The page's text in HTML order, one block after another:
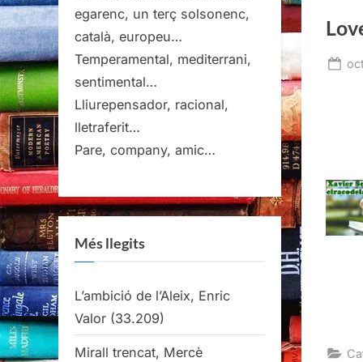
egarenc, un terç solsonenc,
català, europeu…
Temperamental, mediterrani,
sentimental…
Lliurepensador, racional,
lletraferit…
Pare, company, amic…
Més llegits
L’ambició de l’Aleix, Enric
Valor (33.209)
Mirall trencat, Mercè